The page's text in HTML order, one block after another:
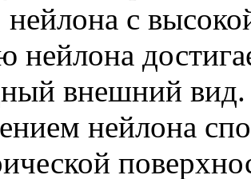
нейлона с
нейлона
внешний вид.
нейлона